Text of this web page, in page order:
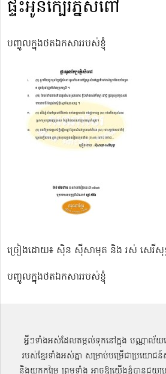
ផ្ទះអូនក្បែរភ្នំសំពៅ
បញ្ចូលក្នុងថតឯកសាររបស់ខ្ញុំ
ច្រៀងដោយ៖ ស៊ិន ស៊ីសាមុត និង រស់​ សេរីសុទ្
បញ្ចូលក្នុងថតឯកសាររបស់ខ្ញុំ
អ្វីៗទាំងអស់ដែលតម្កល់ទុកនៅក្នុង បណ្ណាល័យអ
របស់ខ្មែរទាំងអស់គ្នា សម្រាប់បម្រើជាប្រយោ